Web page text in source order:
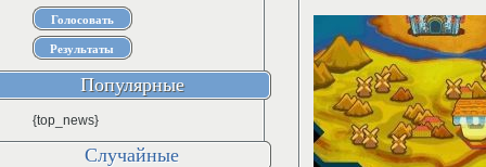
Популярные
{top_news}
Случайные